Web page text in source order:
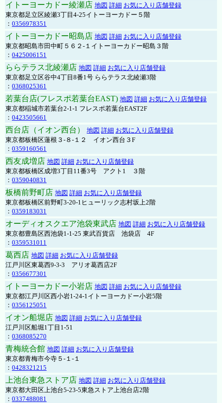
イトーヨーカドー綾瀬店 地図 詳細 お気に入り店舗登録
東京都足立区綾瀬3丁目4-25イトーヨーカドー５階
： 0356978351
イトーヨーカドー昭島店 地図 詳細 お気に入り店舗登録
東京都昭島市田中町５６２-１イトーヨーカドー昭島３階
： 0425006151
ららテラス北綾瀬店 地図 詳細 お気に入り店舗登録
東京都足立区谷中4丁目8番1号 ららテラス北綾瀬3階
： 0368025361
若葉台店(フレスポ若葉台EAST) 地図 詳細 お気に入り店舗登録
東京都稲城市若葉台2-1-1 フレスポ若葉台EAST2F
： 0423505661
西台店（イオン西台） 地図 詳細 お気に入り店舗登録
東京都板橋区蓮根３-８-１２ イオン西台３F
： 0359160561
西友成増店 地図 詳細 お気に入り店舗登録
東京都板橋区成増3丁目11番3号 アクト1 ３階
： 0359040831
板橋前野町店 地図 詳細 お気に入り店舗登録
東京都板橋区前野町3-20-1ヒューリック志村坂上2階
： 0359183031
オーディオスクエア池袋東武店 地図 詳細 お気に入り店舗登録
東京都豊島区西池袋1-1-25 東武百貨店 池袋店 4F
： 0359531011
葛西店 地図 詳細 お気に入り店舗登録
江戸川区東葛西9-3-3 アリオ葛西店2F
： 0356677301
イトーヨーカドー小岩店 地図 詳細 お気に入り店舗登録
東京都江戸川区西小岩1-24-1イトーヨーカドー小岩5階
： 0356125051
イオン船堀店 地図 詳細 お気に入り店舗登録
江戸川区船堀1丁目1-51
： 0368085270
青梅統合館 地図 詳細 お気に入り店舗登録
東京都青梅市今寺５-１-１
： 0428321215
上池台東急ストア店 地図 詳細 お気に入り店舗登録
東京都大田区上池台5-23-5東急ストア上池台店2階
： 0337488081